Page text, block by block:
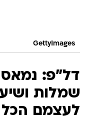
GettyImages
דל"פ: נמאס
שמלות
לעצמם הכל